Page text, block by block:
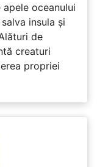
oceanului
insula și
de
creaturi
propriei